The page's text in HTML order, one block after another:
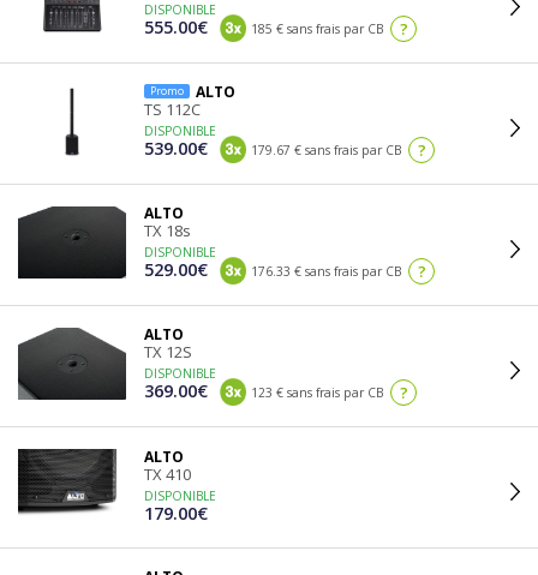
DISPONIBLE
555.00€ 185 € sans frais par CB ?
Promo ALTO
TS 112C
DISPONIBLE
539.00€ 179.67 € sans frais par CB ?
ALTO
TX 18s
DISPONIBLE
529.00€ 176.33 € sans frais par CB ?
ALTO
TX 12S
DISPONIBLE
369.00€ 123 € sans frais par CB ?
ALTO
TX 410
DISPONIBLE
179.00€